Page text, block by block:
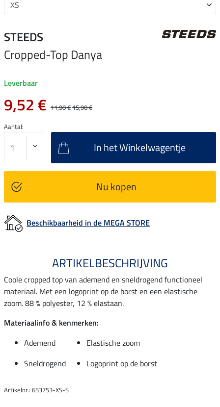
STEEDS
Cropped-Top Danya
Leverbaar
9,52 € 11,90 €15,90 €
Aantal:
In het Winkelwagentje
Nu kopen
Beschikbaarheid in de MEGA STORE
ARTIKELBESCHRIJVING
Coole cropped top van ademend en sneldrogend functioneel
materiaal. Met een logoprint op de borst en een elastische
zoom. 88 % polyester, 12 % elastaan.
Materiaalinfo & kenmerken:
Ademend
Elastische zoom
Sneldrogend
Logoprint op de borst
Artikelnr.: 653753-XS-S